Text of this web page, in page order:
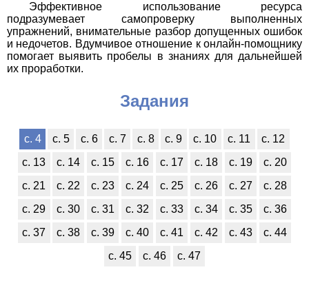
Эффективное использование ресурса
подразумевает самопроверку выполненных
упражнений, внимательные разбор допущенных ошибок
и недочетов. Вдумчивое отношение к онлайн-помощнику
помогает выявить пробелы в знаниях для дальнейшей
их проработки.
Задания
с. 4 с. 5 с. 6 с. 7 с. 8 с. 9 с. 10 с. 11
с. 12
с. 13
с. 14 с. 15 с. 16 с. 17 с. 18 с. 19
с. 20
с. 21
с. 22 с. 23 с. 24 с. 25 с. 26 с. 27
с. 28
с. 29
с. 30 с. 31 с. 32 с. 33 с. 34 с. 35
с. 36
с. 37
с. 38 с. 39 с. 40 с. 41 с. 42 с. 43
с. 44
с. 45
с. 46 с. 47